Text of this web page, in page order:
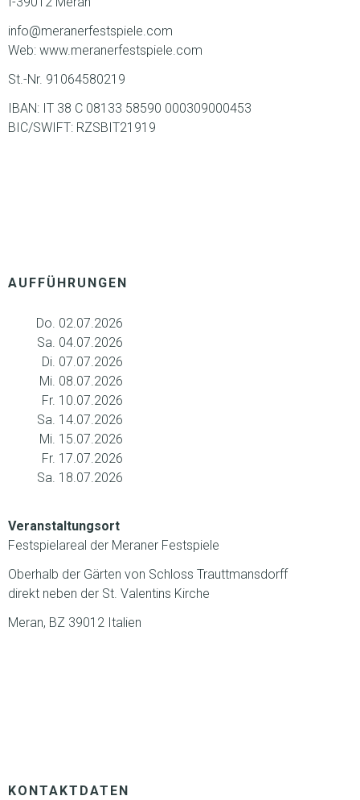
info@meranerfestspiele.com
Web: www.meranerfestspiele.com
St.-Nr. 91064580219
IBAN: IT 38 C 08133 58590 000309000453
BIC/SWIFT: RZSBIT21919
AUFFÜHRUNGEN
Do. 02.07.2026
Sa. 04.07.2026
Di. 07.07.2026
Mi. 08.07.2026
Fr. 10.07.2026
Sa. 14.07.2026
Mi. 15.07.2026
Fr. 17.07.2026
Sa. 18.07.2026
Veranstaltungsort
Festspielareal der Meraner Festspiele
Oberhalb der Gärten von Schloss Trauttmansdorff
direkt neben der St. Valentins Kirche
Meran, BZ 39012 Italien
KONTAKTDATEN